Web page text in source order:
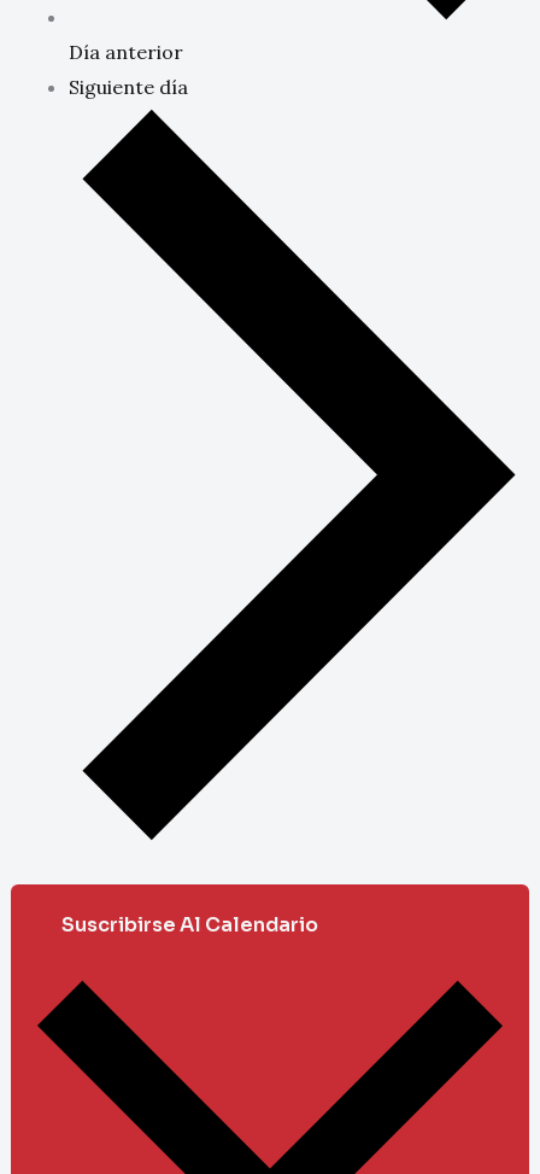
Día anterior
Siguiente día
Suscribirse Al Calendario